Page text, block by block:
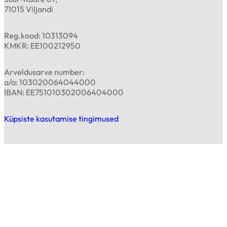
71015 Viljandi
Reg.kood: 10313094
KMKR: EE100212950
Arveldusarve number:
a/a: 103020064044000
IBAN: EE751010302006404000
Küpsiste kasutamise tingimused